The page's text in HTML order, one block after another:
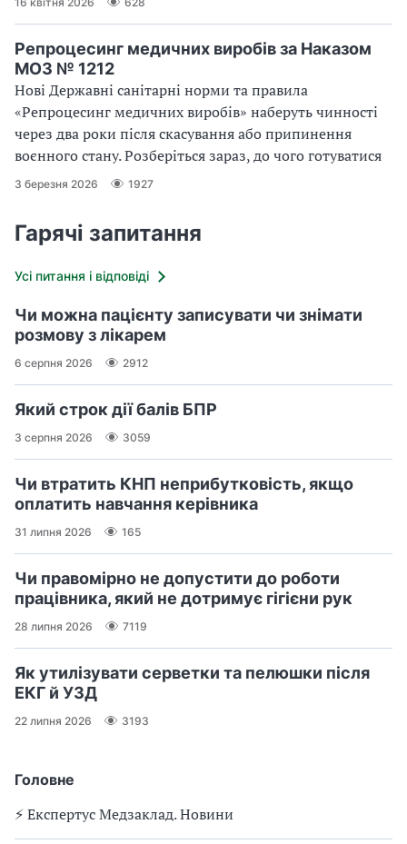
Головне
⚡️ Експертус Медзаклад. Новини
Репроцесинг медичних виробів за Наказом
МОЗ № 1212
Нові Державні санітарні норми та правила
«Репроцесинг медичних виробів» наберуть чинності
через два роки після скасування або припинення
воєнного стану. Розберіться зараз, до чого готуватися
3 березня 2026 1927
Гарячі запитання
Усі питання і відповіді
Чи можна пацієнту записувати чи знімати
розмову з лікарем
6 серпня 2026 2912
Який строк дії балів БПР
3 серпня 2026 3059
Чи втратить КНП неприбутковість, якщо
оплатить навчання керівника
31 липня 2026 165
Чи правомірно не допустити до роботи
працівника, який не дотримує гігієни рук
28 липня 2026 7119
Як утилізувати серветки та пелюшки після
ЕКГ й УЗД
22 липня 2026 3193